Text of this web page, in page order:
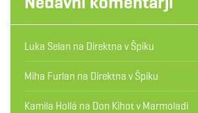
Luka Selan na Direktna v Špiku
Miha Furlan na Direktna v Špiku
Kamila Hollá na Don Kihot v Marmoladi